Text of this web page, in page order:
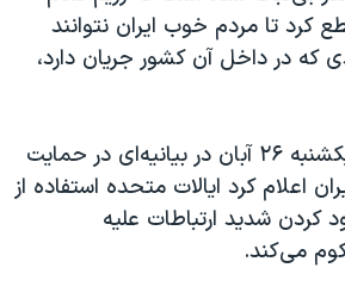
کرد تا مردم خوب ایران نتوانند
که در داخل آن کشور جریان دارد،
عصر نیز یکشنبه ۲۶ آبان در بیانیه‌ای در حمایت
اعلام کرد ایالات متحده استفاده از
کردن شدید ارتباطات علیه
می‌کند.